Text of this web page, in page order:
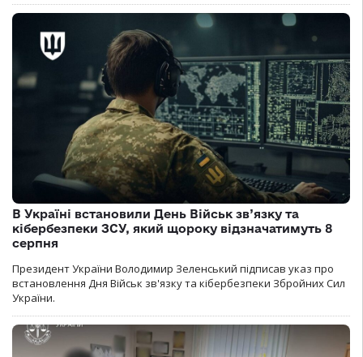
В Україні встановили День Військ зв’язку та
кібербезпеки ЗСУ, який щороку відзначатимуть 8
серпня
Президент України Володимир Зеленський підписав указ про
встановлення Дня Військ зв'язку та кібербезпеки Збройних Сил
України.